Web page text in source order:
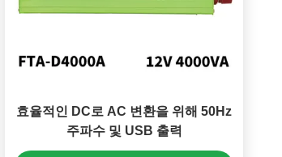
효율적인 DC로 AC 변환을 위해 50Hz
주파수 및 USB 출력